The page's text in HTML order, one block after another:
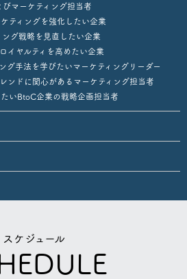
マーケティング担当者
ティングを強化したい企業
ング戦略を見直したい企業
イヤルティを高めたい企業
グ手法を学びたいマーケティングリーダー
ンドに関心があるマーケティング担当者
いBtoC企業の戦略企画担当者
スケジュール